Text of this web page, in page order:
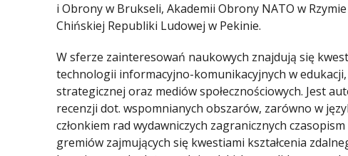
i Obrony w Brukseli, Akademii Obrony NATO w
Chińskiej Republiki Ludowej w Pekinie.
W sferze zainteresowań naukowych znajdują się
technologii informacyjno-komunikacyjnych w
strategicznej oraz mediów społecznościowych. Jest
recenzji dot. wspomnianych obszarów, zarówno w
członkiem rad wydawniczych zagranicznych
gremiów zajmujących się kwestiami kształcenia